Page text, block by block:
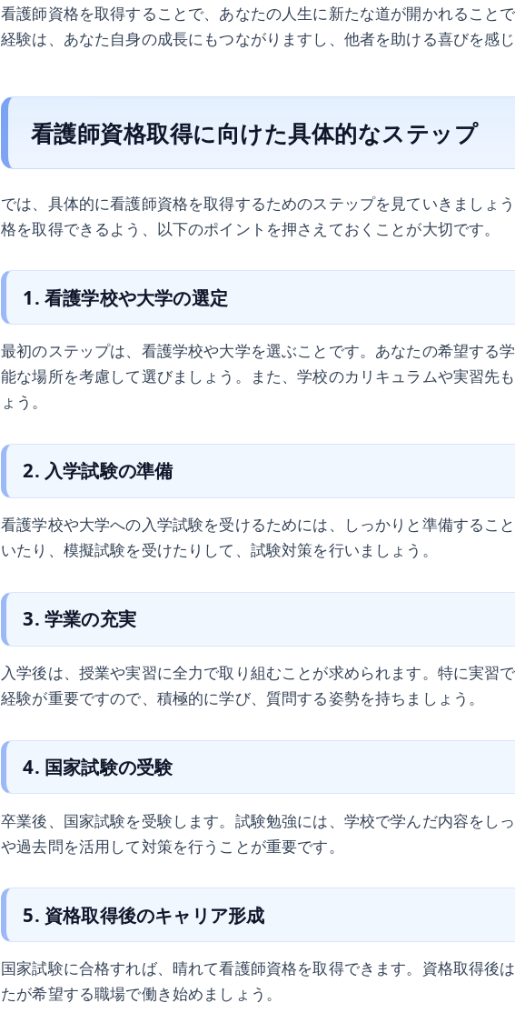
看護師資格を取得することで、あなたの人生に新たな道が開かれること
経験は、あなた自身の成長にもつながりますし、他者を助ける喜びを感じ
看護師資格取得に向けた具体的なステップ
では、具体的に看護師資格を取得するためのステップを見ていきましょ
格を取得できるよう、以下のポイントを押さえておくことが大切です。
1. 看護学校や大学の選定
最初のステップは、看護学校や大学を選ぶことです。あなたの希望する
能な場所を考慮して選びましょう。また、学校のカリキュラムや実習先
ょう。
2. 入学試験の準備
看護学校や大学への入学試験を受けるためには、しっかりと準備するこ
いたり、模擬試験を受けたりして、試験対策を行いましょう。
3. 学業の充実
入学後は、授業や実習に全力で取り組むことが求められます。特に実習
経験が重要ですので、積極的に学び、質問する姿勢を持ちましょう。
4. 国家試験の受験
卒業後、国家試験を受験します。試験勉強には、学校で学んだ内容をし
や過去問を活用して対策を行うことが重要です。
5. 資格取得後のキャリア形成
国家試験に合格すれば、晴れて看護師資格を取得できます。資格取得後
たが希望する職場で働き始めましょう。